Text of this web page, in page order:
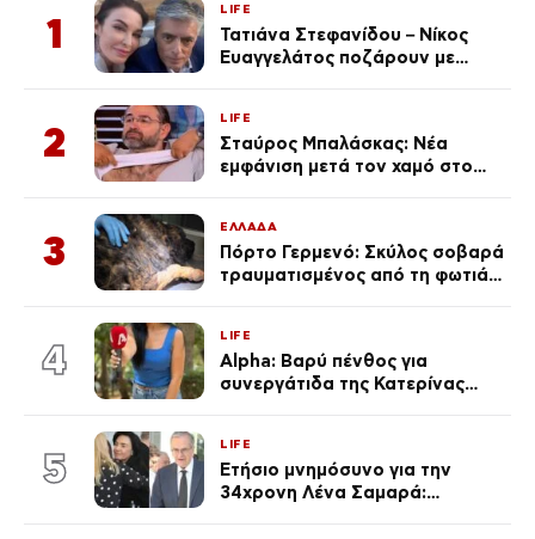
1
LIFE
Τατιάνα Στεφανίδου – Νίκος
Ευαγγελάτος ποζάρουν με
2
LIFE
Σταύρος Μπαλάσκας: Νέα
εμφάνιση μετά τον χαμό στο
3
ΕΛΛΑΔΑ
Πόρτο Γερμενό: Σκύλος σοβαρά
τραυματισμένος από τη φωτιά
4
LIFE
Alpha: Βαρύ πένθος για
συνεργάτιδα της Κατερίνας
του Θεού»
5
LIFE
Ετήσιο μνημόσυνο για την
34χρονη Λένα Σαμαρά: